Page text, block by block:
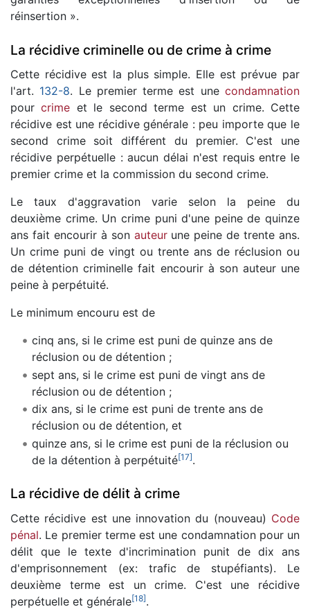
réinsertion ».
La récidive criminelle ou de crime à crime
Cette récidive est la plus simple. Elle est prévue par
l'art. 132-8. Le premier terme est unecondamnation
pourcrime et le second terme est un crime. Cette
récidive est une récidive générale : peu importe que le
second crime soit différent du premier. C'est une
récidive perpétuelle : aucun délai n'est requis entre le
premier crime et la commission du second crime.
Le taux d'aggravation varie selon la peine du
deuxième crime. Un crime puni d'une peine de quinze
ans fait encourir à son auteurune peine de trente ans.
Un crime puni de vingt ou trente ans de réclusion ou
de détention criminelle fait encourir à son auteur une
peine à perpétuité.
Le minimum encouru est de
cinq ans, si le crime est puni de quinze ans de
réclusion ou de détention ;
sept ans, si le crime est puni de vingt ans de
réclusion ou de détention ;
dix ans, si le crime est puni de trente ans de
réclusion ou de détention, et
quinze ans, si le crime est puni de la réclusion ou
de la détention à perpétuité[17].
La récidive de délit à crime
Cette récidive est une innovation du (nouveau) Code
pénal. Le premier terme est une condamnation pour un
délit que le texte d'incrimination punit de dix ans
d'emprisonnement (ex: trafic de stupéfiants). Le
deuxième terme est un crime. C'est une récidive
perpétuelle et générale[18].